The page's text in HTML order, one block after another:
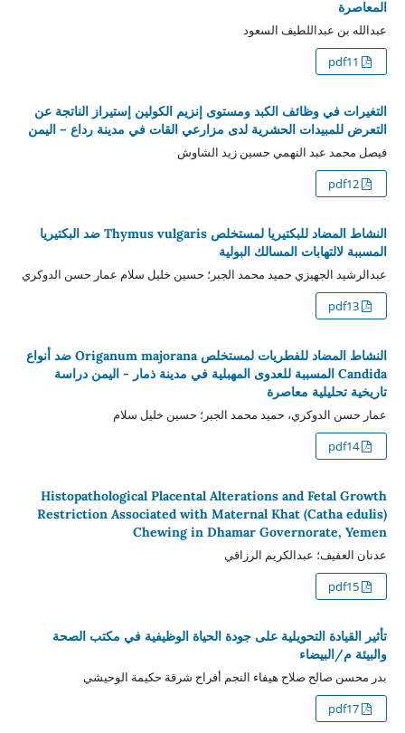
المعاصرة
عبدالله بن عبداللطيف السعود
التغيرات في وظائف الكبد ومستوى إنزيم الكولين إستيراز الناتجة عن
التعرض للمبيدات الحشرية لدى مزارعي القات في مدينة رداع – اليمن
فيصل محمد عبد النهمي حسين زيد الشاوش
pdf12
النشاط المضاد للبكتيريا لمستخلص Thymus vulgaris ضد البكتيريا
المسببة لالتهابات المسالك البولية
عبدالرشيد الجهيزي حميد محمد الجبر؛ حسين خليل سلام عمار حسن الدوكري
pdf13
النشاط المضاد للفطريات لمستخلص Origanum majorana ضد أنواع
Candida المسببة للعدوى المهبلية في مدينة ذمار - اليمن دراسة
تاريخية تحليلية معاصرة
عمار حسن الدوكري، حميد محمد الجبر؛ حسين خليل سلام
pdf14
Histopathological Placental Alterations and Fetal Growth
Restriction Associated with Maternal Khat (Catha edulis)
Chewing in Dhamar Governorate, Yemen
عدنان العفيف؛ عبدالكريم الرزاقي
pdf15
تأثير القيادة التحويلية على جودة الحياة الوظيفية في مكتب الصحة
والبيئة م/البيضاء
بدر محسن صالح صلاح هيفاء النجم أفراح شرقة حكيمة الوحيشي
pdf17